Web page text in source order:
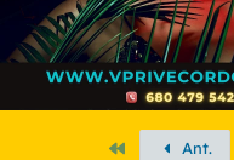
PrimeroAnt.